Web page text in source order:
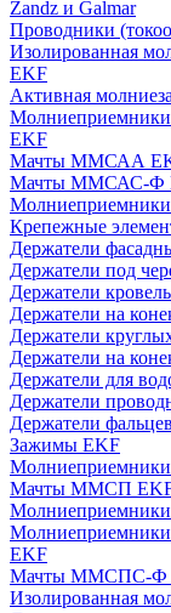
Zandz и Galmar
Проводники
Изолированная
EKF
Активная
EKF
Мачты ММСАА
Мачты ММСАС-Ф
Крепежные
Держатели
Держатели под
Держатели
Держатели на
Держатели
Держатели на
Держатели для
Держатели
Держатели
Зажимы EKF
Мачты ММСП
EKF
Мачты ММСПС-Ф
Изолированная